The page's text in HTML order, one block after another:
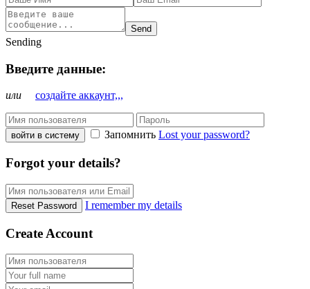
Send
Sending
Введите данные:
или создайте аккаунт,,,
войти в систему Запомнить Lost your password?
Forgot your details?
Reset Password I remember my details
Create Account